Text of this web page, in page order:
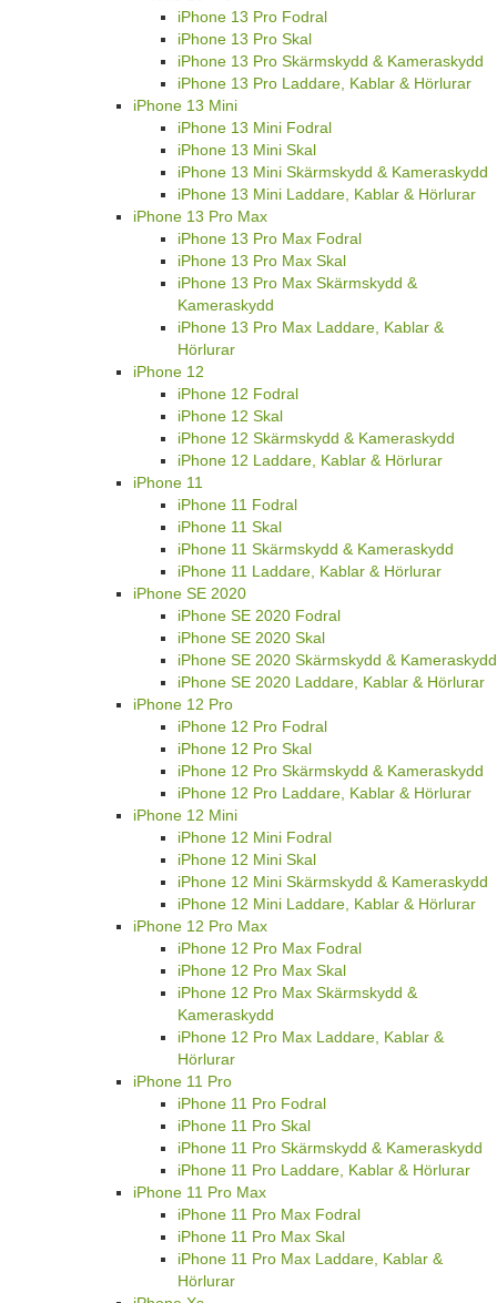
iPhone 13 Pro Fodral
iPhone 13 Pro Skal
iPhone 13 Pro Skärmskydd & Kameraskydd
iPhone 13 Pro Laddare, Kablar & Hörlurar
iPhone 13 Mini
iPhone 13 Mini Fodral
iPhone 13 Mini Skal
iPhone 13 Mini Skärmskydd & Kameraskydd
iPhone 13 Mini Laddare, Kablar & Hörlurar
iPhone 13 Pro Max
iPhone 13 Pro Max Fodral
iPhone 13 Pro Max Skal
iPhone 13 Pro Max Skärmskydd &
Kameraskydd
iPhone 13 Pro Max Laddare, Kablar &
Hörlurar
iPhone 12
iPhone 12 Fodral
iPhone 12 Skal
iPhone 12 Skärmskydd & Kameraskydd
iPhone 12 Laddare, Kablar & Hörlurar
iPhone 11
iPhone 11 Fodral
iPhone 11 Skal
iPhone 11 Skärmskydd & Kameraskydd
iPhone 11 Laddare, Kablar & Hörlurar
iPhone SE 2020
iPhone SE 2020 Fodral
iPhone SE 2020 Skal
iPhone SE 2020 Skärmskydd & Kameraskydd
iPhone SE 2020 Laddare, Kablar & Hörlurar
iPhone 12 Pro
iPhone 12 Pro Fodral
iPhone 12 Pro Skal
iPhone 12 Pro Skärmskydd & Kameraskydd
iPhone 12 Pro Laddare, Kablar & Hörlurar
iPhone 12 Mini
iPhone 12 Mini Fodral
iPhone 12 Mini Skal
iPhone 12 Mini Skärmskydd & Kameraskydd
iPhone 12 Mini Laddare, Kablar & Hörlurar
iPhone 12 Pro Max
iPhone 12 Pro Max Fodral
iPhone 12 Pro Max Skal
iPhone 12 Pro Max Skärmskydd &
Kameraskydd
iPhone 12 Pro Max Laddare, Kablar &
Hörlurar
iPhone 11 Pro
iPhone 11 Pro Fodral
iPhone 11 Pro Skal
iPhone 11 Pro Skärmskydd & Kameraskydd
iPhone 11 Pro Laddare, Kablar & Hörlurar
iPhone 11 Pro Max
iPhone 11 Pro Max Fodral
iPhone 11 Pro Max Skal
iPhone 11 Pro Max Laddare, Kablar &
Hörlurar